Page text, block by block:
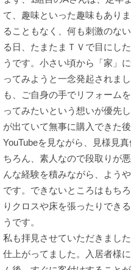
て、趣味といった趣味もあり
ることもなく、何も刺激のな
る日、たまたまＴＶで目にし
うです。小さい頃から「家」
ってみようと一念発起されま
も、ご自身の手でリフォーム
ってみたいという想いが優先
が出ていて無事に購入できた
YouTubeを見ながら、見様見
ちろん、素人なので段取りが
んな経験を積みながら、よう
です。できないところはもち
りクロスや床を張ったりでき
うです。
私も拝見させていただきまし
仕上がってました。入居者様